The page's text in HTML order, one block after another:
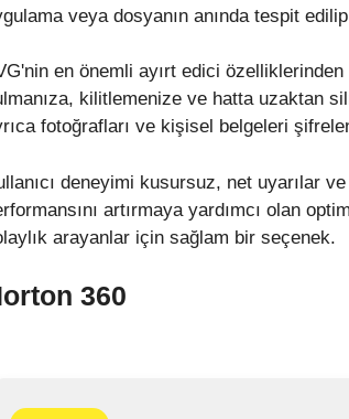
veya dosyanın anında tespit edilip
en önemli ayırt edici
kilitlemenize ve hatta uzaktan
fotoğrafları ve kişisel belgeleri
deneyimi kusursuz, net uyarılar
artırmaya yardımcı olan
arayanlar için sağlam bir seçenek.
360